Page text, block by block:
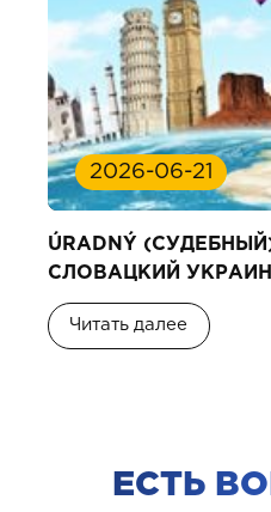
2026-06-21
ÚRADNÝ
СЛОВАЦКИЙ
Читать далее
ЕСТЬ